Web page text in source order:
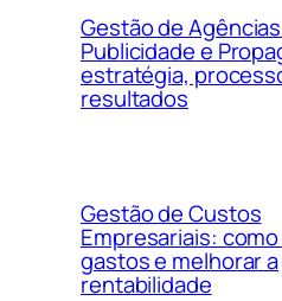
Gestão de
Publicidade e
estratégia,
resultados
Gestão de Custos
Empresariais:
gastos e melhorar a
rentabilidade